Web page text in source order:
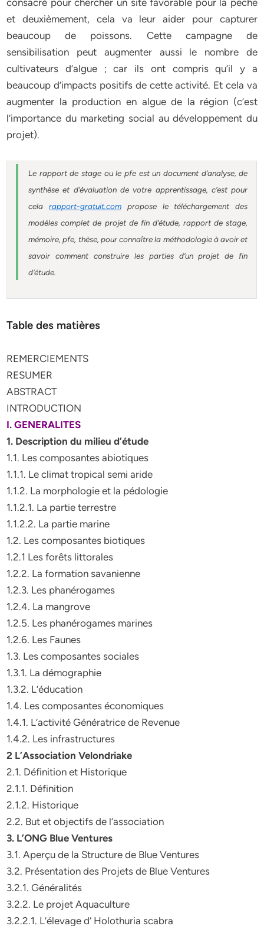
consacré pour chercher un site favorable pour la pêche
et deuxièmement, cela va leur aider pour capturer
beaucoup de poissons. Cette campagne de
sensibilisation peut augmenter aussi le nombre de
cultivateurs d’algue ; car ils ont compris qu’il y a
beaucoup d’impacts positifs de cette activité. Et cela va
augmenter la production en algue de la région (c’est
l’importance du marketing social au développement du
projet).
Le rapport de stage ou le pfe est un document d’analyse, de
synthèse et d’évaluation de votre apprentissage, c’est pour
celarapport-gratuit.com propose le téléchargement des
modèles complet de projet de fin d’étude, rapport de stage,
mémoire, pfe, thèse, pour connaître la méthodologie à avoir et
savoir comment construire les parties d’un projet de fin
d’étude.
Table des matières
REMERCIEMENTS
RESUMER
ABSTRACT
INTRODUCTION
I. GENERALITES
1. Description du milieu d’étude
1.1. Les composantes abiotiques
1.1.1. Le climat tropical semi aride
1.1.2. La morphologie et la pédologie
1.1.2.1. La partie terrestre
1.1.2.2. La partie marine
1.2. Les composantes biotiques
1.2.1 Les forêts littorales
1.2.2. La formation savanienne
1.2.3. Les phanérogames
1.2.4. La mangrove
1.2.5. Les phanérogames marines
1.2.6. Les Faunes
1.3. Les composantes sociales
1.3.1. La démographie
1.3.2. L’éducation
1.4. Les composantes économiques
1.4.1. L’activité Génératrice de Revenue
1.4.2. Les infrastructures
2 L’Association Velondriake
2.1. Définition et Historique
2.1.1. Définition
2.1.2. Historique
2.2. But et objectifs de l’association
3. L’ONG Blue Ventures
3.1. Aperçu de la Structure de Blue Ventures
3.2. Présentation des Projets de Blue Ventures
3.2.1. Généralités
3.2.2. Le projet Aquaculture
3.2.2.1. L’élevage d’ Holothuria scabra